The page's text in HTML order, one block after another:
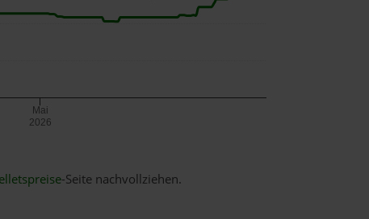
Mai
2026
-Seite nachvollziehen.